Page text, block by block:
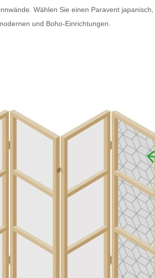
Wählen Sie einen Paravent japanisch
und Boho-Einrichtungen.